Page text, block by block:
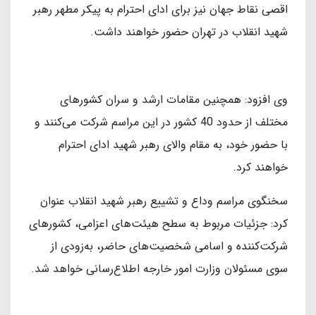
اقصی نقاط جهان نیز برای ادای احترام به پیکر مطهر رهبر
شهید انقلاب در تهران حضور خواهند داشت.
وی افزود: همچنین مقامات ارشد و سران کشورهای
مختلف از حدود 40 کشور در این مراسم شرکت می‌کنند و
با حضور خود، به مقام والای رهبر شهید ادای احترام
خواهند کرد.
سخنگوی مراسم وداع و تشییع رهبر شهید انقلاب عنوان
کرد: جزئیات مربوط به سطح هیئت‌های اعزامی، کشورهای
شرکت‌کننده و اسامی شخصیت‌های حاضر، به‌زودی از
سوی مسئولان وزارت امور خارجه اطلاع‌رسانی خواهد شد.